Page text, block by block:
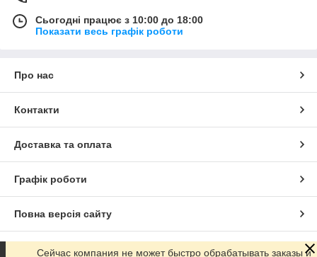
Сьогодні працює з 10:00 до 18:00
Показати весь графік роботи
Про нас
Контакти
Доставка та оплата
Графік роботи
Повна версія сайту
Сайт створено на маркетплейсі Prom.ua
Сейчас компания не может быстро обрабатывать заказы и